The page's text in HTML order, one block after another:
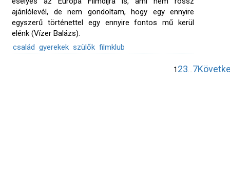
ajánlólevél, de nem gondoltam, hogy egy ennyire
egyszerű történettel egy ennyire fontos mű kerül
elénk (Vízer Balázs).
család gyerekek szülők filmklub
1 23 7